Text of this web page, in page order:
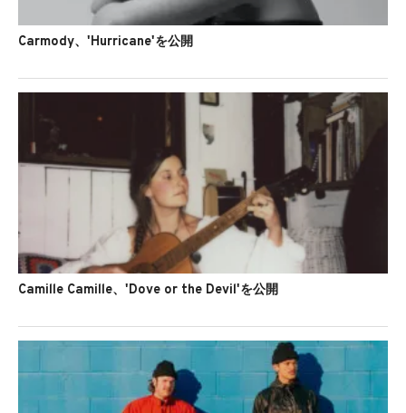
Carmody、'Hurricane'を公開
Camille Camille、'Dove or the Devil'を公開